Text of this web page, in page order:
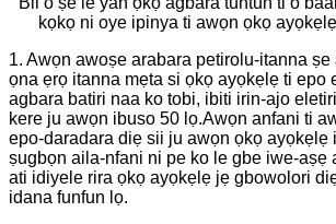
kọkọ ni oye ipinya ti awọn ọkọ
1. Awọn awoṣe arabara petirolu-itanna ṣe
ọna ẹrọ itanna mẹta si ọkọ ayọkẹlẹ ti epo
agbara batiri naa ko tobi, ibiti irin-ajo
kere ju awọn ibuso 50 lọ.Awọn anfani ti
epo-daradara diẹ sii ju awọn ọkọ ayọkẹlẹ
ṣugbọn aila-nfani ni pe ko le gbe iwe-aṣẹ
ati idiyele rira ọkọ ayọkẹlẹ jẹ gbowolori
idana funfun lọ.